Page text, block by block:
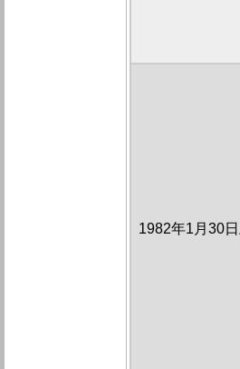
1982年1月30日